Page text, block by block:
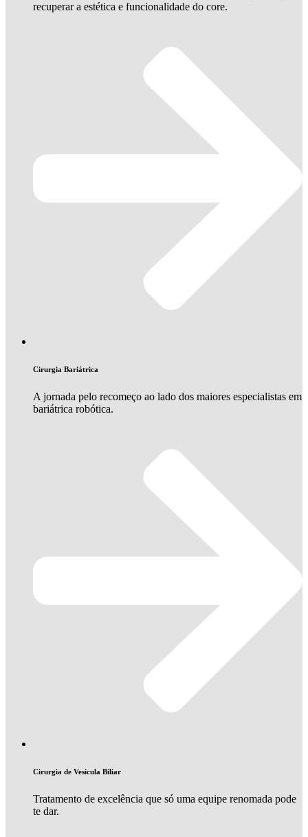
recuperar a estética e funcionalidade do core.
Cirurgia Bariátrica
A jornada pelo recomeço ao lado dos maiores especialistas em
bariátrica robótica.
Cirurgia de Vesícula Biliar
Tratamento de excelência que só uma equipe renomada pode
te dar.